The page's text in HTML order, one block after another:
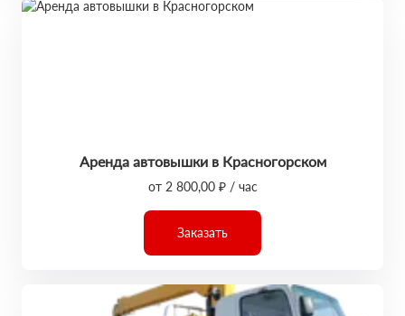
Аренда автовышки в Красногорском
от 2 800,00 ₽ / час
Заказать